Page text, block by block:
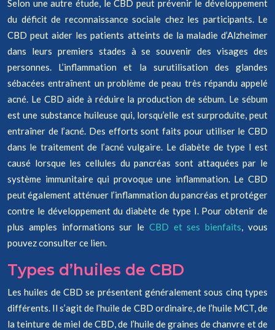
Selon une autre étude, le CBD peut prévenir le développement
du déficit de reconnaissance sociale chez les participants. Le
CBD peut aider les patients atteints de la maladie d’Alzheimer
dans leurs premiers stades à se souvenir des visages des
personnes. L’inflammation et la surutilisation des glandes
sébacées entraînent un problème de peau très répandu appelé
acné. Le CBD aide à réduire la production de sébum. Le sébum
est une substance huileuse qui, lorsqu’elle est surproduite, peut
entraîner de l’acné. Des efforts sont faits pour utiliser le CBD
dans le traitement de l’acné vulgaire. Le diabète de type I est
causé lorsque les cellules du pancréas sont attaquées par le
système immunitaire qui provoque une inflammation. Le CBD
peut également atténuer l’inflammation du pancréas et protéger
contre le développement du diabète de type I. Pour obtenir de
plus amples informations sur le CBD et ses bienfaits, vous
pouvez consulter ce lien.
Types d’huiles de CBD
Les huiles de CBD se présentent généralement sous cinq types
différents. Il s’agit de l’huile de CBD ordinaire, de l’huile MCT, de
la teinture de miel de CBD, de l’huile de graines de chanvre et de